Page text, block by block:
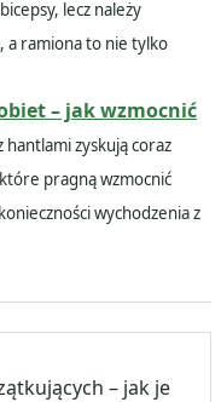
lecz należy
a ramiona to nie tylko
– jak wzmocnić
hantlami zyskują coraz
pragną wzmocnić
wychodzenia z
– jak je